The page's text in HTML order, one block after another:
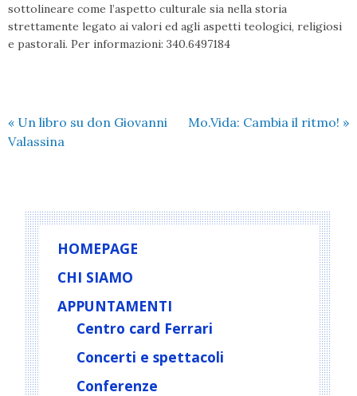
sottolineare come l’aspetto culturale sia nella storia
strettamente legato ai valori ed agli aspetti teologici, religiosi
e pastorali. Per informazioni: 340.6497184
« Un libro su don Giovanni
Valassina
Mo.Vida: Cambia il ritmo! »
HOMEPAGE
CHI SIAMO
APPUNTAMENTI
Centro card Ferrari
Concerti e spettacoli
Conferenze